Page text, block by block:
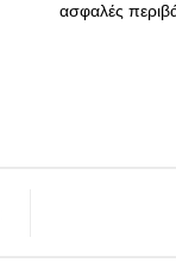
ασφαλές